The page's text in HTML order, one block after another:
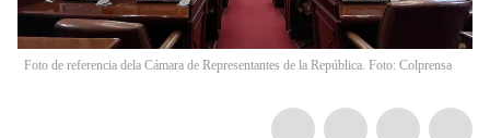
Foto de referencia dela Cámara de Representantes de la República. Foto: Colprensa